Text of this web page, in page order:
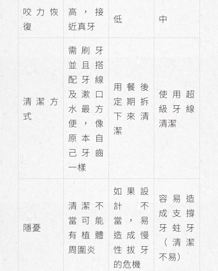
咬力恢
復
高，接
近真牙
低 中
清潔方
式
需刷牙
並且搭
配牙線
及漱口
水最方
便，像
原本自
己牙齒
一樣
用餐後
定期拆
下來清
潔
使用超
級牙線
清潔
隱憂
清潔不
當可能
有植體
周圍炎
如果設
計不
當，易
造成慢
性拔牙
的危機
容易造
成支撐
牙蛀牙
（清潔
不易）